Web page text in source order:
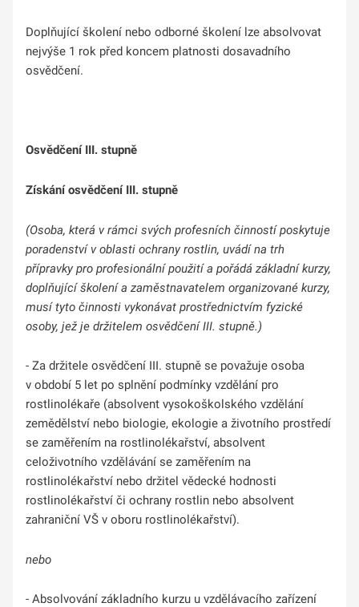
Doplňující školení nebo odborné školení lze absolvovat
nejvýše 1 rok před koncem platnosti dosavadního
osvědčení.
Osvědčení III. stupně
Získáníosvědčení III. stupně
(Osoba, která v rámci svých profesních činností poskytuje
poradenství v oblasti ochrany rostlin, uvádí na trh
přípravky pro profesionální použití a pořádá základní kurzy,
doplňující školení a zaměstnavatelem organizované kurzy,
musí tyto činnosti vykonávat prostřednictvím fyzické
osoby, jež je držitelem osvědčení III. stupně.)
- Za držitele osvědčení III. stupně se považuje osoba
v období 5 let po splnění podmínky vzdělání pro
rostlinolékaře (absolvent vysokoškolského vzdělání
zemědělství nebo biologie, ekologie a životního prostředí
se zaměřením na rostlinolékařství, absolvent
celoživotního vzdělávání se zaměřením na
rostlinolékařství nebo držitel vědecké hodnosti
rostlinolékařství či ochrany rostlin nebo absolvent
zahraniční VŠ v oboru rostlinolékařství).
nebo
- Absolvování základního kurzu u vzdělávacího zařízení